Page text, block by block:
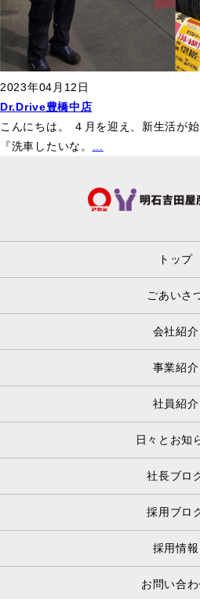
2023年04月12日
Dr.Drive豊橋中店
こんにちは。 ４月を迎え、新生活が
『洗車したいな。
トップ
ごあいさ
会社紹介
事業紹介
社員紹介
日々とお知
社長ブロ
採用ブロ
採用情報
お問い合